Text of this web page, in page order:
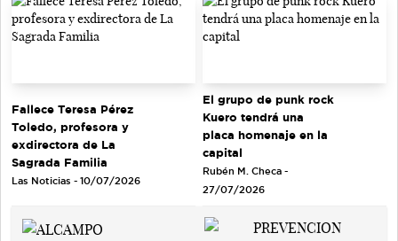
Fallece Teresa Pérez
Toledo, profesora y
exdirectora de La
Sagrada Familia
Las Noticias - 10/07/2026
El grupo de punk rock
Kuero tendrá una
placa homenaje en la
capital
Rubén M. Checa -
27/07/2026